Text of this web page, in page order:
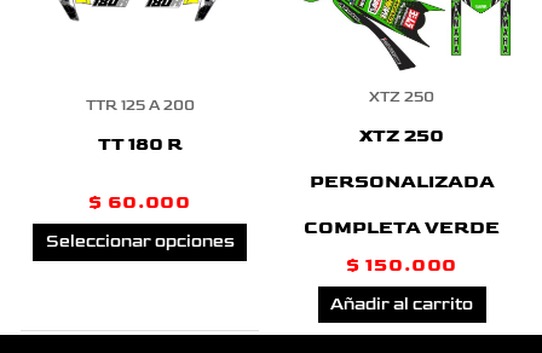
TTR 125 A 200
TT 180 R
$ 60.000
Seleccionar opciones
elegir
XTZ 250
XTZ 250
PERSONALIZADA
COMPLETA VERDE
$ 150.000
Añadir al carrito